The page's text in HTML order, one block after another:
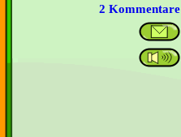
2 Kommentare